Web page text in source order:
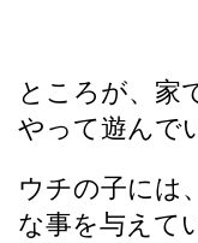
ところが、家
やって遊んで
ウチの子には
な事を与えて